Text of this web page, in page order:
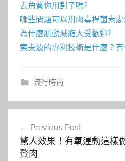
去角質你用對了嗎?
哪些問題可以用 肉毒桿菌素處
為什麼肌動減脂大受歡迎?
索夫波的專利技術是什麼？有
流行時尚
Previous Post
驚人效果！有氧運動這樣
贅肉